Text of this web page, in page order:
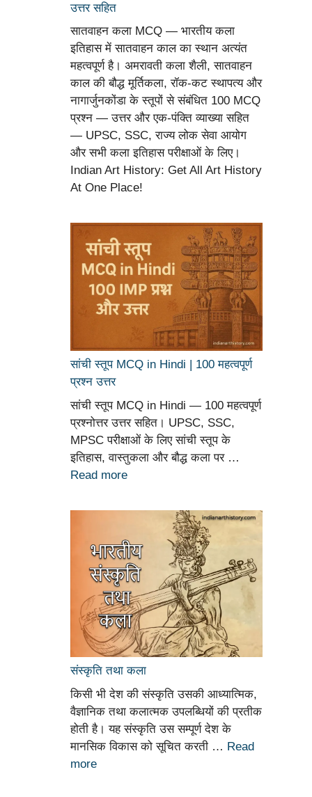
उत्तर सहित
सातवाहन कला MCQ — भारतीय कला
इतिहास में सातवाहन काल का स्थान अत्यंत
महत्वपूर्ण है। अमरावती कला शैली, सातवाहन
काल की बौद्ध मूर्तिकला, रॉक-कट स्थापत्य और
नागार्जुनकोंडा के स्तूपों से संबंधित 100 MCQ
प्रश्न — उत्तर और एक-पंक्ति व्याख्या सहित
— UPSC, SSC, राज्य लोक सेवा आयोग
और सभी कला इतिहास परीक्षाओं के लिए।
Indian Art History: Get All Art History
At One Place!
सांची स्तूप MCQ in Hindi | 100 महत्वपूर्ण
प्रश्न उत्तर
सांची स्तूप MCQ in Hindi — 100 महत्वपूर्ण
प्रश्नोत्तर उत्तर सहित। UPSC, SSC,
MPSC परीक्षाओं के लिए सांची स्तूप के
इतिहास, वास्तुकला और बौद्ध कला पर …
Read more
संस्कृति तथा कला
किसी भी देश की संस्कृति उसकी आध्यात्मिक,
वैज्ञानिक तथा कलात्मक उपलब्धियों की प्रतीक
होती है। यह संस्कृति उस सम्पूर्ण देश के
मानसिक विकास को सूचित करती … Read
more